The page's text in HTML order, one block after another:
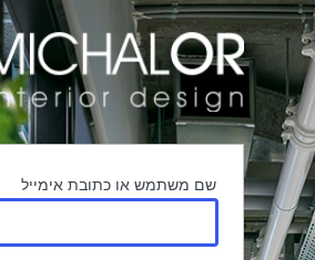
התחבר
שם משתמש או כתובת אימייל